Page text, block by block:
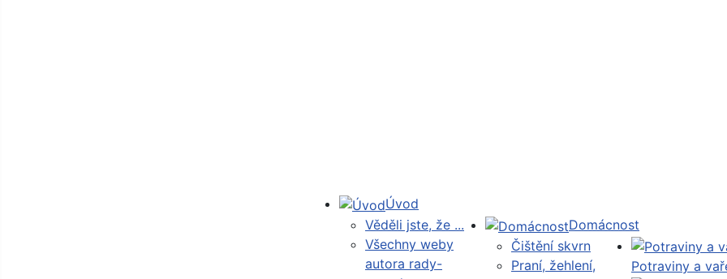
Úvod
Věděli jste, že ...
Všechny weby
autora rady-
Domácnost
Čištění skvrn
Praní, žehlení,
Potraviny a